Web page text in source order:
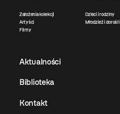
Założenia kolekcji
Artyści
Filmy
Dzieci i rodziny
Młodzież i dorośli
Aktualności
Biblioteka
Kontakt